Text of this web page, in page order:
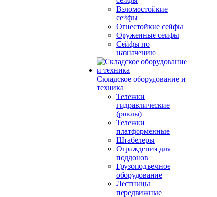
Взломостойкие
сейфы
Огнестойкие сейфы
Оружейные сейфы
Сейфы по
назначению
Складское оборудование и
техника
Тележки
гидравлические
(роклы)
Тележки
платформенные
Штабелеры
Ограждения для
поддонов
Грузоподъемное
оборудование
Лестницы
передвижные